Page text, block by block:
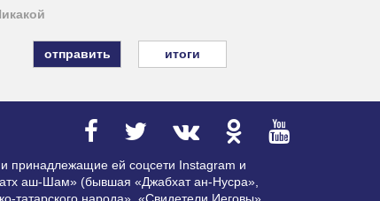
итоги
принадлежащие ей соцсети Instagram и
аш-Шам» (бывшая «Джабхат ан-Нусра»,
народа», «Свидетели Иеговы»,